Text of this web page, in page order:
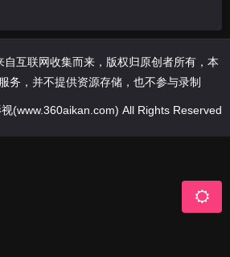
互联网收集而来，版权归原创者所有，本
务，并不提供资源存储，也不参与录制
(www.360aikan.com) All Rights Reserved